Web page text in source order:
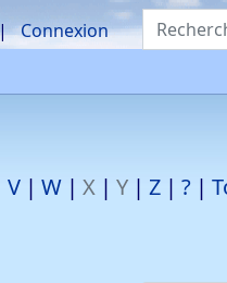
Connexion
V W X Y Z ?